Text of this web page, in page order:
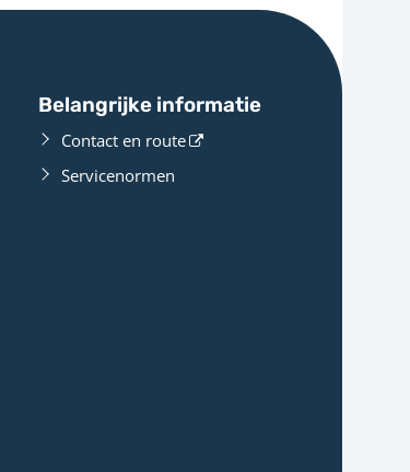
Belangrijke informatie
Contact en route
Servicenormen